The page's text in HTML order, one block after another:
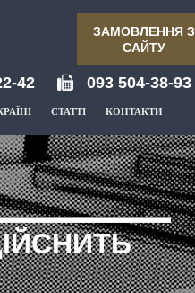
ЗАМОВЛЕННЯ З
САЙТУ
42 093 504-38-93
СТАТТІ КОНТАКТИ